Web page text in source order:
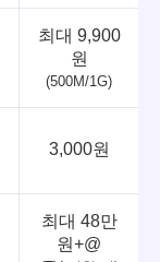
최대 9,900
원
(500M/1G)
3,000원
최대 48만
원+@